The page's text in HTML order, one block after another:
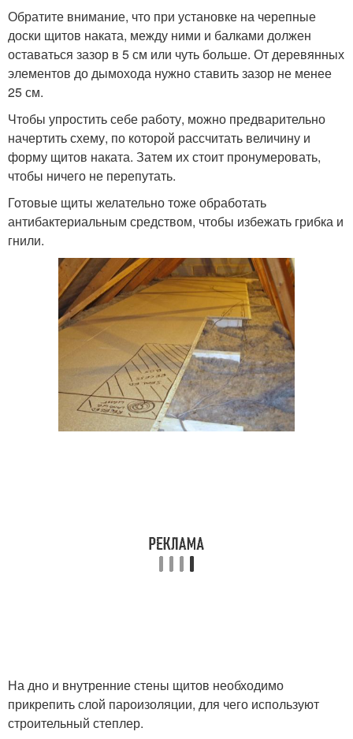
Обратите внимание, что при установке на черепные
доски щитов наката, между ними и балками должен
оставаться зазор в 5 см или чуть больше. От деревянных
элементов до дымохода нужно ставить зазор не менее
25 см.
Чтобы упростить себе работу, можно предварительно
начертить схему, по которой рассчитать величину и
форму щитов наката. Затем их стоит пронумеровать,
чтобы ничего не перепутать.
Готовые щиты желательно тоже обработать
антибактериальным средством, чтобы избежать грибка и
гнили.
На дно и внутренние стены щитов необходимо
прикрепить слой пароизоляции, для чего используют
строительный степлер.